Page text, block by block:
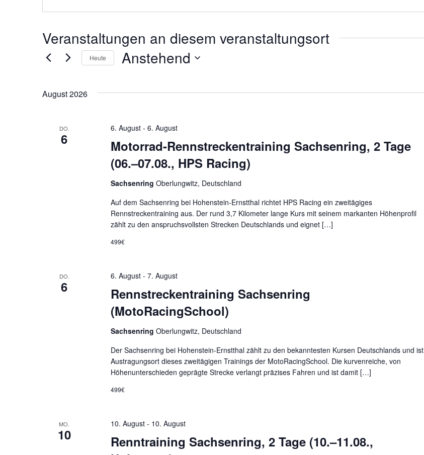
Veranstaltungen an diesem veranstaltungsort
Heute Anstehend
August 2026
DO.
6
Motorrad-Rennstreckentraining Sachsenring, 2 Tage
(06.–07.08., HPS Racing)
6. August- 6. August
Sachsenring Oberlungwitz, Deutschland
Auf dem Sachsenring bei Hohenstein-Ernstthal richtet HPS Racing ein zweitägiges
Rennstreckentraining aus. Der rund 3,7 Kilometer lange Kurs mit seinem markanten Höhenprofil
zählt zu den anspruchsvollsten Strecken Deutschlands und eignet […]
499€
DO.
6
Rennstreckentraining Sachsenring
(MotoRacingSchool)
6. August- 7. August
Sachsenring Oberlungwitz, Deutschland
Der Sachsenring bei Hohenstein-Ernstthal zählt zu den bekanntesten Kursen Deutschlands und ist
Austragungsort dieses zweitägigen Trainings der MotoRacingSchool. Die kurvenreiche, von
Höhenunterschieden geprägte Strecke verlangt präzises Fahren und ist damit […]
499€
MO.
10
Renntraining Sachsenring, 2 Tage (10.–11.08.,
10. August- 10. August